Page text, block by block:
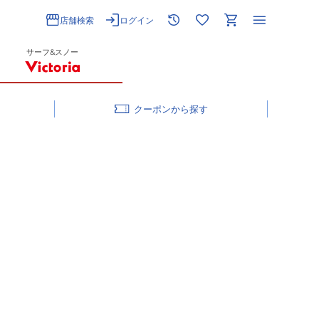
店舗検索 ログイン
サーフ&スノー
クーポン